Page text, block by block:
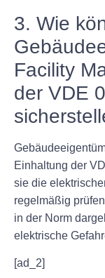
3. Wie
Facility
der VDE
Einhaltung der
sie die
regelmäßig
in der Norm
elektrische
[ad_2]